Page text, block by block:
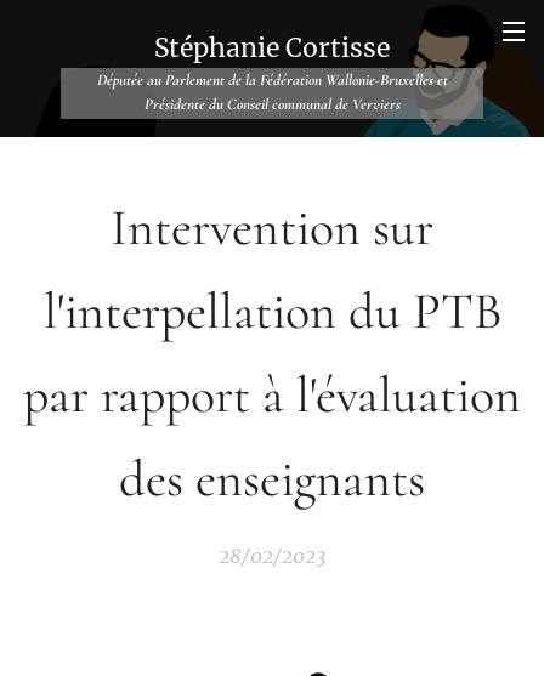
Stéphanie Cortisse
Députée au Parlement de la Fédération Wallonie-Bruxelles et
Présidente du Conseil communal de Verviers
Intervention sur
l'interpellation du PTB
par rapport à l'évaluation
des enseignants
28/02/2023